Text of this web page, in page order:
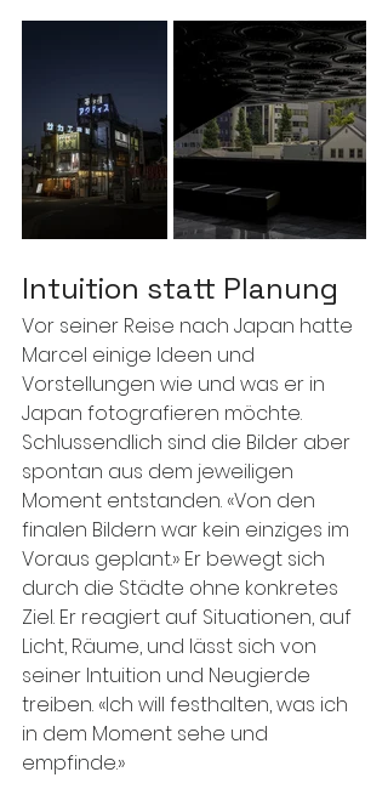
Intuition statt Planung
Vor seiner Reise nach Japan hatte
Marcel einige Ideen und
Vorstellungen wie und was er in
Japan fotografieren möchte.
Schlussendlich sind die Bilder aber
spontan aus dem jeweiligen
Moment entstanden. «Von den
finalen Bildern war kein einziges im
Voraus geplant.» Er bewegt sich
durch die Städte ohne konkretes
Ziel. Er reagiert auf Situationen, auf
Licht, Räume, und lässt sich von
seiner Intuition und Neugierde
treiben. «Ich will festhalten, was ich
in dem Moment sehe und
empfinde.»